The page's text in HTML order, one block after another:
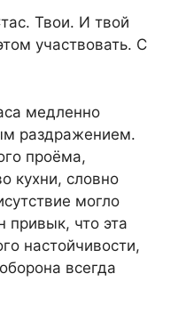
Твои. И твой
участвовать. С
медленно
раздражением.
проёма,
кухни, словно
могло
привык, что эта
настойчивости,
всегда